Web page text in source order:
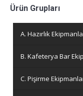
Ürün Grupları
A. Hazırlık
B. Kafeterya Bar
C. Pişirme